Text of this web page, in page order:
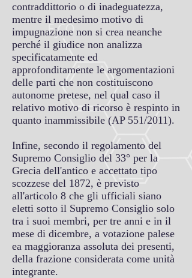
contraddittorio o di inadeguatezza,
mentre il medesimo motivo di
impugnazione non si crea neanche
perché il giudice non analizza
specificatamente ed
approfonditamente le argomentazioni
delle parti che non costituiscono
autonome pretese, nel qual caso il
relativo motivo di ricorso è respinto in
quanto inammissibile (AP 551/2011).
Infine, secondo il regolamento del
Supremo Consiglio del 33° per la
Grecia dell'antico e accettato tipo
scozzese del 1872, è previsto
all'articolo 8 che gli ufficiali siano
eletti sotto il Supremo Consiglio solo
tra i suoi membri, per tre anni e in il
mese di dicembre, a votazione palese
ea maggioranza assoluta dei presenti,
della frazione considerata come unità
integrante.